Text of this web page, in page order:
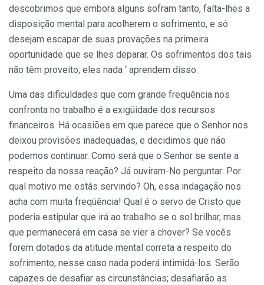
descobrimos que embora alguns sofram tanto, falta-lhes a
disposição mental para acolherem o sofrimento, e só
desejam escapar de suas provações na primeira
oportunidade que se lhes deparar. Os sofrimentos dos tais
não têm proveito; eles nada ‘ aprendem disso.
Uma das dificuldades que com grande freqüência nos
confronta no trabalho é a exigüidade dos recursos
financeiros. Há ocasiões em que parece que o Senhor nos
deixou provisões inadequadas, e decidimos que não
podemos continuar. Como será que o Senhor se sente a
respeito da nossa reação? Já ouviram-No perguntar: Por
qual motivo me estás servindo? Oh, essa inda­gação nos
acha com muita freqüência! Qual é o servo de Cristo que
poderia estipular que irá ao trabalho se o sol brilhar, mas
que permanecerá em casa se vier a chover? Se vocês
forem dotados da atitude mental correta a respeito do
sofrimento, nesse caso nada poderá intimidá-los. Serão
capazes de desafiar as circunstâncias; desafiarão as